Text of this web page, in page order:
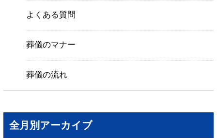
よくある質問
葬儀のマナー
葬儀の流れ
全月別アーカイブ